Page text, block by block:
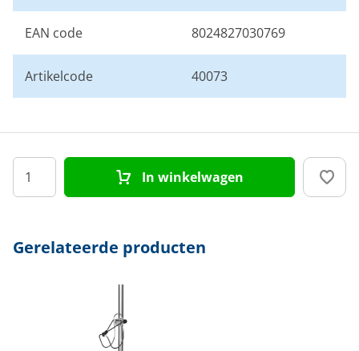
EAN code 8024827030769
Artikelcode 40073
In winkelwagen
Gerelateerde producten